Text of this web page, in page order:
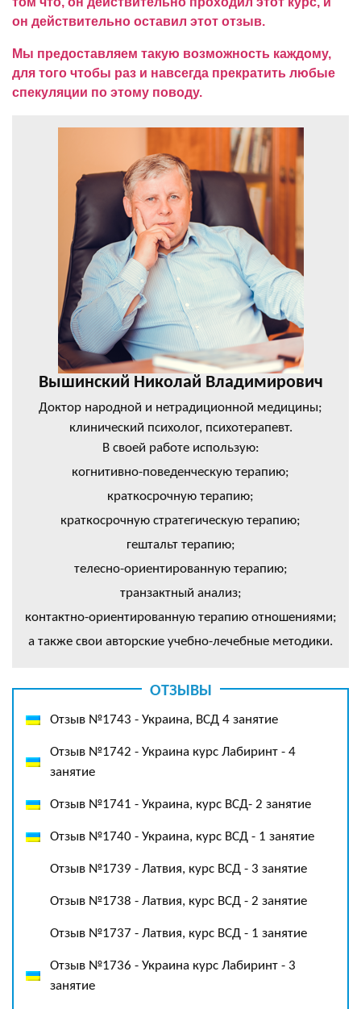
он действительно оставил этот отзыв.
Мы предоставляем такую возможность каждому,
для того чтобы раз и навсегда прекратить любые
спекуляции по этому поводу.
Вышинский Николай Владимирович
Доктор народной и нетрадиционной медицины;
клинический психолог, психотерапевт.
В своей работе использую:
когнитивно-поведенческую терапию;
краткосрочную терапию;
краткосрочную стратегическую терапию;
гештальт терапию;
телесно-ориентированную терапию;
транзактный анализ;
контактно-ориентированную терапию отношениями;
а также свои авторские учебно-лечебные методики.
ОТЗЫВЫ
Отзыв №1743 - Украина, ВСД 4 занятие
Отзыв №1742 - Украина курс Лабиринт - 4
занятие
Отзыв №1741 - Украина, курс ВСД- 2 занятие
Отзыв №1740 - Украина, курс ВСД - 1 занятие
Отзыв №1739 - Латвия, курс ВСД - 3 занятие
Отзыв №1738 - Латвия, курс ВСД - 2 занятие
Отзыв №1737 - Латвия, курс ВСД - 1 занятие
Отзыв №1736 - Украина курс Лабиринт - 3
занятие